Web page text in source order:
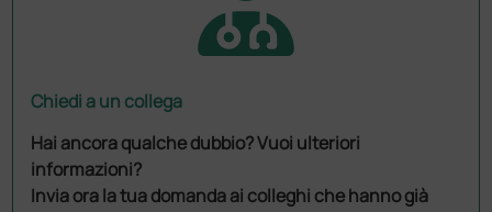
Chiedi a un collega
Hai ancora qualche dubbio? Vuoi ulteriori
informazioni?
Invia ora la tua domanda ai colleghi che hanno già